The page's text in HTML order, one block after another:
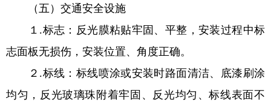
（五）交通安全设施
１.标志：反光膜粘贴牢固、平整，安装过程中标
志面板无损伤，安装位置、角度正确。
２.标线：标线喷涂或安装时路面清洁、底漆刷涂
均匀，反光玻璃珠附着牢固、反光均匀、标线表面不